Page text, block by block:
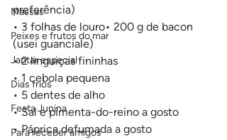
Massas
Peixes e frutos do mar
Jantar especial
Dias frios
Festa Junina
Para receber amigos
preferência)
• 3 folhas de louro• 200 g de bacon
(usei guanciale)
• 2 linguiças fininhas
• 1 cebola pequena
• 5 dentes de alho
• Sal e pimenta-do-reino a gosto
• Páprica defumada a gosto